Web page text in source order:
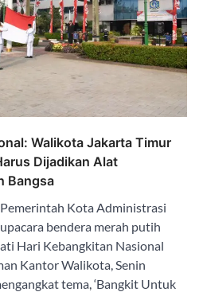
Walikota Jakarta Timur
Dijadikan Alat
Bangsa
Kota Administrasi
bendera merah putih
Hari Kebangkitan Nasional
Kantor Walikota, Senin
tema, ‘Bangkit Untuk